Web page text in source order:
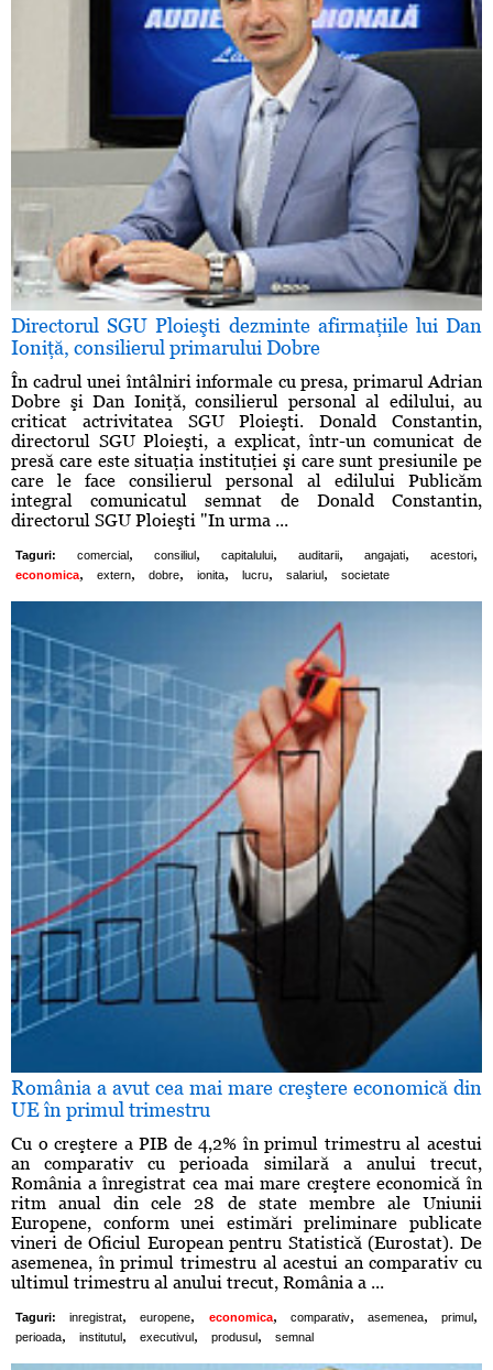
Directorul SGU Ploieşti dezminte afirmaţiile lui Dan
Ioniţă, consilierul primarului Dobre
În cadrul unei întâlniri informale cu presa, primarul Adrian
Dobre şi Dan Ioniţă, consilierul personal al edilului, au
criticat actrivitatea SGU Ploieşti. Donald Constantin,
directorul SGU Ploieşti, a explicat, într-un comunicat de
presă care este situaţia instituţiei şi care sunt presiunile pe
care le face consilierul personal al edilului Publicăm
integral comunicatul semnat de Donald Constantin,
directorul SGU Ploieşti "In urma ...
Taguri: comercial , consiliul , capitalului, auditarii, angajati, acestori,
economica, extern, dobre, ionita, lucru, salariul , societate
România a avut cea mai mare creştere economică din
UE în primul trimestru
Cu o creştere a PIB de 4,2% în primul trimestru al acestui
an comparativ cu perioada similară a anului trecut,
România a înregistrat cea mai mare creştere economică în
ritm anual din cele 28 de state membre ale Uniunii
Europene, conform unei estimări preliminare publicate
vineri de Oficiul European pentru Statistică (Eurostat). De
asemenea, în primul trimestru al acestui an comparativ cu
ultimul trimestru al anului trecut, România a ...
Taguri: inregistrat, europene, economica, comparativ, asemenea, primul ,
perioada, institutul , executivul , produsul , semnal